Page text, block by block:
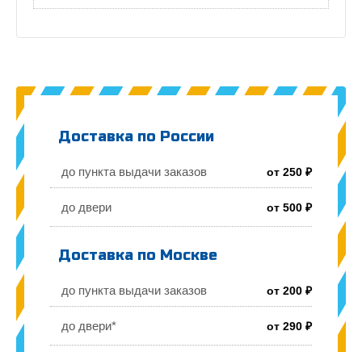
Доставка по России
до пункта выдачи заказов от 250 ₽
до двери от 500 ₽
Доставка по Москве
до пункта выдачи заказов от 200 ₽
до двери* от 290 ₽